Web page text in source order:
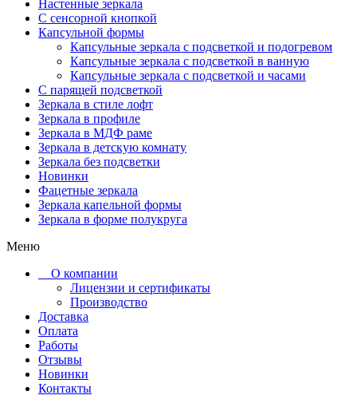
Настенные зеркала
С сенсорной кнопкой
Капсульной формы
Капсульные зеркала с подсветкой и подогревом
Капсульные зеркала с подсветкой в ванную
Капсульные зеркала с подсветкой и часами
С парящей подсветкой
Зеркала в стиле лофт
Зеркала в профиле
Зеркала в МДФ раме
Зеркала в детскую комнату
Зеркала без подсветки
Новинки
Фацетные зеркала
Зеркала капельной формы
Зеркала в форме полукруга
Меню
О компании
Лицензии и сертификаты
Производство
Доставка
Оплата
Работы
Отзывы
Новинки
Контакты